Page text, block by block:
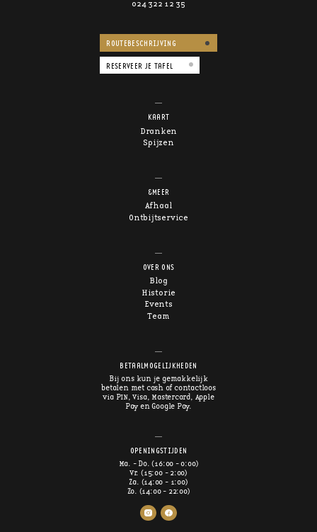
024 322 12 35
ROUTEBESCHRIJVING
RESERVEER JE TAFEL
KAART
Dranken
Spijzen
&MEER
Afhaal
Ontbijtservice
OVER ONS
Blog
Historie
Events
Team
BETAALMOGELIJKHEDEN
Bij ons kun je gemakkelijk
betalen met cash of contactloos
via PIN, Visa, Mastercard, Apple
Pay en Google Pay.
OPENINGSTIJDEN
Ma. - Do. (16:00 - 0:00)
Vr. (15:00 - 2:00)
Za. (14:00 - 1:00)
Zo. (14:00 - 22:00)